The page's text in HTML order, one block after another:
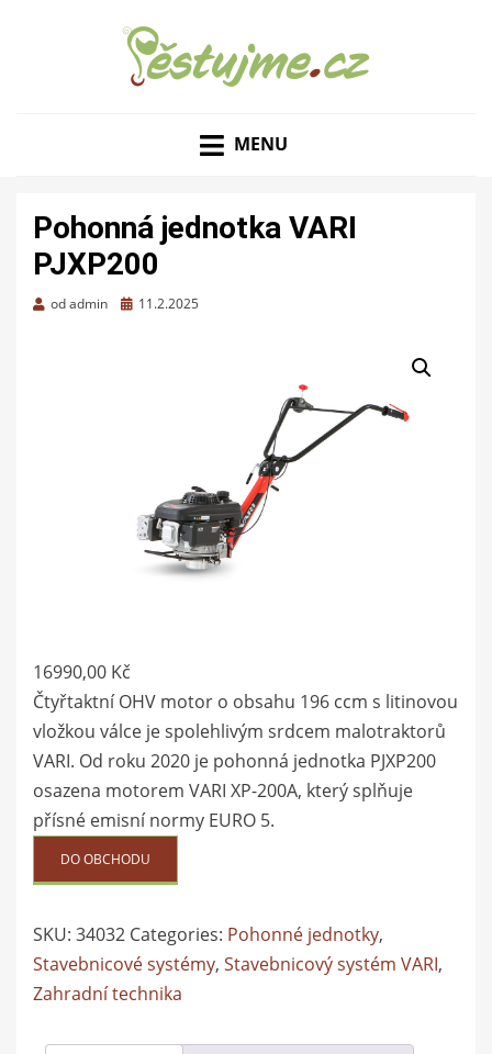
MENU
Pohonná jednotka VARI
PJXP200
odadmin
Zveřejněno
11.2.2025
16990,00 Kč
Čtyřtaktní OHV motor o obsahu 196 ccm s litinovou
vložkou válce je spolehlivým srdcem malotraktorů
VARI. Od roku 2020 je pohonná jednotka PJXP200
osazena motorem VARI XP-200A, který splňuje
přísné emisní normy EURO 5.
DO OBCHODU
SKU: 34032 Categories: Pohonné jednotky,
Stavebnicové systémy, Stavebnicový systém VARI,
Zahradní technika